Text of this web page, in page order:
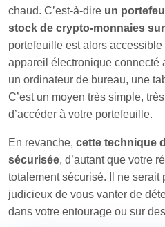
chaud. C’est-à-dire un
stock de crypto-monnaies
portefeuille est alors
appareil électronique connecté
un ordinateur de bureau, une
C’est un moyen très simple,
d’accéder à votre portefeuille.
En revanche, cette technique
sécurisée, d’autant que votre
totalement sécurisé. Il ne serait
judicieux de vous vanter de
dans votre entourage ou sur